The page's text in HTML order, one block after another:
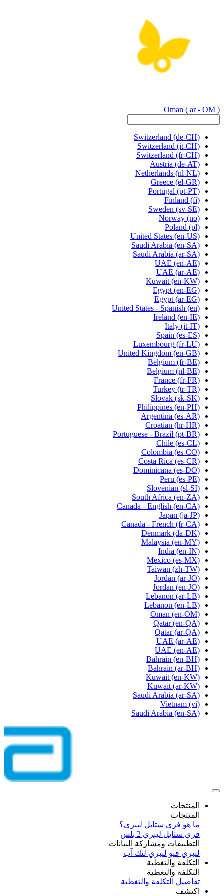
Oman ( ar - OM )
Switzerland (de-CH)
Switzerland (it-CH)
Switzerland (fr-CH)
Austria (de-AT)
Netherlands (nl-NL)
Greece (el-GR)
Portugal (pt-PT)
Finland (fi)
Sweden (sv-SE)
Norway (no)
Poland (pl)
United States (en-US)
Saudi Arabia (en-SA)
Saudi Arabia (ar-SA)
UAE (en-AE)
UAE (ar-AE)
Kuwait (en-KW)
Egypt (en-EG)
Egypt (ar-EG)
United States - Spanish (en)
Ireland (en-IE)
Italy (it-IT)
Spain (es-ES)
Luxembourg (fr-LU)
United Kingdom (en-GB)
Belgium (fr-BE)
Belgium (nl-BE)
France (fr-FR)
Turkey (tr-TR)
Slovak (sk-SK)
Philippines (en-PH)
Argentina (es-AR)
Croatian (hr-HR)
Portuguese - Brazil (pt-BR)
Chile (es-CL)
Colombia (es-CO)
Costa Rica (es-CR)
Dominicana (es-DO)
Peru (es-PE)
Slovenian (sl-SI)
South Africa (en-ZA)
Canada - English (en-CA)
Japan (ja-JP)
Canada - French (fr-CA)
Denmark (da-DK)
Malaysia (en-MY)
India (en-IN)
Mexico (es-MX)
Taiwan (zh-TW)
Jordan (ar-JO)
Jordan (en-JO)
Lebanon (ar-LB)
Lebanon (en-LB)
Oman (en-OM)
Qatar (en-QA)
Qatar (ar-QA)
UAE (ar-AE)
UAE (en-AE)
Bahrain (en-BH)
Bahrain (ar-BH)
Kuwait (en-KW)
Kuwait (ar-KW)
Saudi Arabia (ar-SA)
Vietnam (vi)
Saudi Arabia (en-SA)
المنتجات
المنتجات
ما هو فري ستايل ليبري؟
فري ستايل ليبري 2 بلس​
التطبيقات ومشاركة البيانات
ليبري ڤيو ليبري لنك آب
التكلفة والتغطية
التكلفة والتغطية
تفاصيل التكلفة والتغطية
اكتشف​